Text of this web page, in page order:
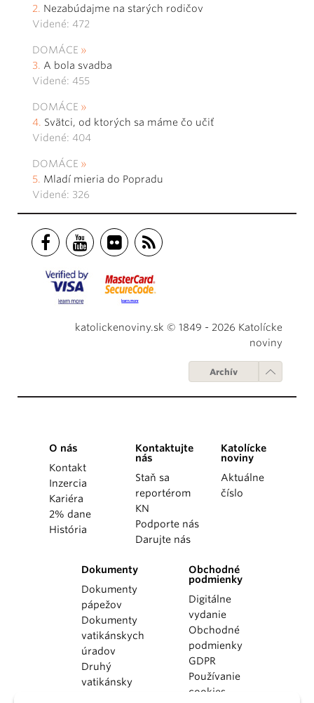
Nezabúdajme na starých rodičov
Videné: 472
DOMÁCE
A bola svadba
Videné: 455
DOMÁCE
Svätci, od ktorých sa máme čo učiť
Videné: 404
DOMÁCE
Mladí mieria do Popradu
Videné: 326
katolickenoviny.sk © 1849 - 2026 Katolícke
noviny
Archív
O nás
Kontakt
Inzercia
Kariéra
2% dane
História
Kontaktujte
nás
Staň sa
reportérom
KN
Podporte nás
Darujte nás
Katolícke
noviny
Aktuálne
číslo
Dokumenty
Dokumenty
pápežov
Dokumenty
vatikánskych
úradov
Druhý
vatikánsky
Obchodné
podmienky
Digitálne
vydanie
Obchodné
podmienky
GDPR
Používanie
cookies